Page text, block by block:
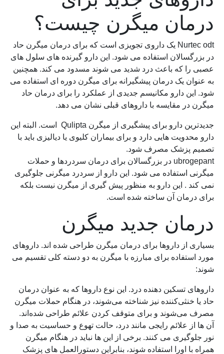
درمان میگرن چیست؟
Nurtec odt یک داروی تجویزی است که برای درمان میگرن حاد
در بزرگسالان استفاده می شود. این دارو گیرنده های سلول های
عصبی را که باعث درد شدید می شوند مسدود می کند. همچنین
به عنوان یک درمان پیشگیرانه برای میگرن دوره ای استفاده می
شود. این دارو مکانیسم جدیدی از عملکرد را برای درمان حاد
میگرن در مقایسه با داروهای قبلی نشان می دهد.
جدیدترین دارو برای پیشگیری از میگرن Qulipta است. البته این
دارو محدویت هایی دارد و برای بیماران کلیوی یا دیالیزی باید با
تصمیم پزشک مصرف شود.
ubrogepant در بزرگسالان برای درمان سردردها و حملات
میگرنی استفاده می شود. این دارو از سردرد میگرنی جلوگیری
نمی کند . این دارو به منظور پیش گیری از میگرن نیست بلکه
برای درمان آن ساخته شده است.
درمان جدید میگرن
بسیاری از داروها برای درمان میگرن طراحی شده اند. داروهای
مورد استفاده برای مبارزه با میگرن به دو دسته کلی تقسیم می
شوند:
داروهای تسکین دهنده درد. این نوع داروها که به عنوان درمان
حاد یا خنثی‌کننده نیز شناخته می‌شوند، در هنگام حملات میگرن
مصرف می‌شوند و برای متوقف کردن علائم طراحی شده‌اند.
آن ها از علائم رایجی مانند درد، حالت تهوع و حساسیت به صدا و
نور جلوگیری می کنند. برخی از این ها نباید در هنگام میگرن
همراه با اورا استفاده شوند، بنابراین دستورالعمل های پزشک